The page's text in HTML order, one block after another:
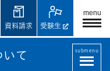
menu
受験生
資料請求
いて submenu